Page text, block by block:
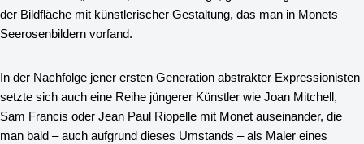
der Bildfläche mit künstlerischer Gestaltung, das man in Monets
Seerosenbildern vorfand.
In der Nachfolge jener ersten Generation abstrakter Expressionisten
setzte sich auch eine Reihe jüngerer Künstler wie Joan Mitchell,
Sam Francis oder Jean Paul Riopelle mit Monet auseinander, die
man bald – auch aufgrund dieses Umstands – als Maler eines